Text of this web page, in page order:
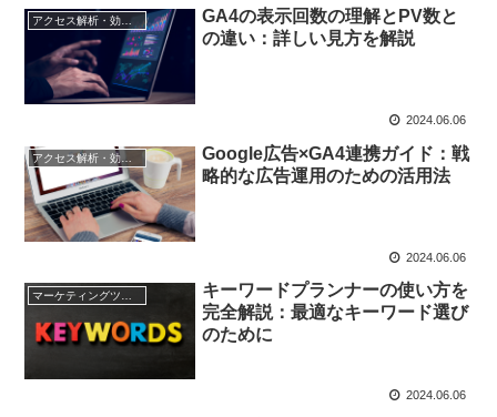
アクセス解析・効果測定
GA4の表示回数の理解とPV数と
の違い：詳しい見方を解説
2024.06.06
アクセス解析・効果測定
Google広告×GA4連携ガイド：戦
略的な広告運用のための活用法
2024.06.06
キーワードプランナーの使い方を
完全解説：最適なキーワード選び
のために
2024.06.06